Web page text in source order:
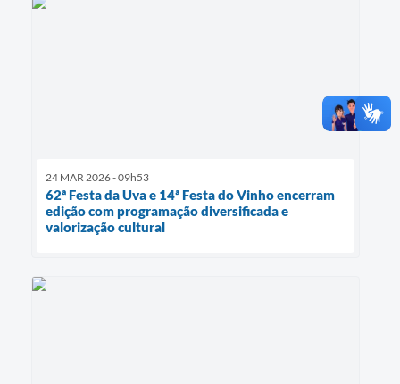
24 MAR 2026 - 09h53
62ª Festa da Uva e 14ª Festa do Vinho encerram
edição com programação diversificada e
valorização cultural